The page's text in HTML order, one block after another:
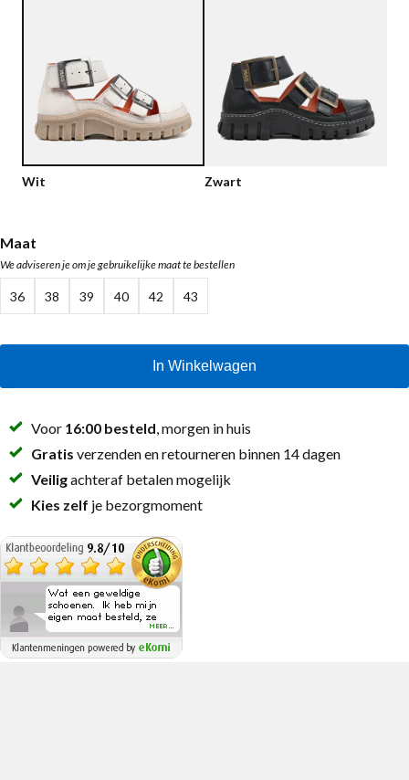
Sandalen
Loafers
Bikerboots
Chelseaboots
Laarzen
Wit Zwart
Maat
We adviseren je om je gebruikelijke maat te bestellen
36 38 39 40 42 43
In Winkelwagen
Voor 16:00 besteld, morgen in huis
Gratis verzenden en retourneren binnen 14 dagen
Veiligachteraf betalen mogelijk
Kies zelf je bezorgmoment